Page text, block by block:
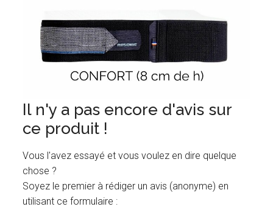
Il n'y a pas encore d'avis sur
ce produit !
Vous l'avez essayé et vous voulez en dire quelque
chose ?
Soyez le premier à rédiger un avis (anonyme) en
utilisant ce formulaire :